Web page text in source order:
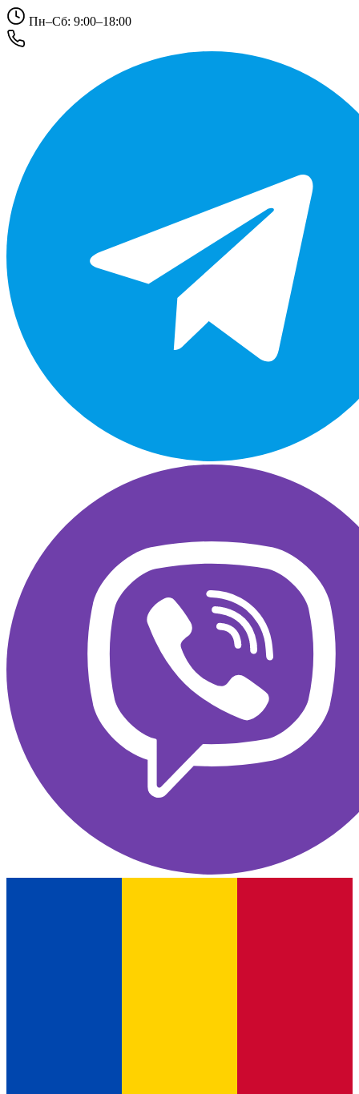
Пн–Сб: 9:00–18:00